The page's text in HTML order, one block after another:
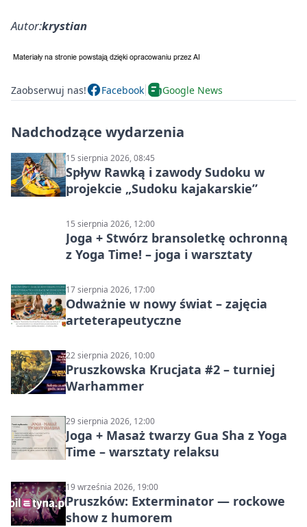
Autor:krystian
Zaobserwuj nas! Facebook Google News
Nadchodzące wydarzenia
15 sierpnia 2026, 08:45
Spływ Rawką i zawody Sudoku w
projekcie „Sudoku kajakarskie”
15 sierpnia 2026, 12:00
Joga + Stwórz bransoletkę ochronną
z Yoga Time! – joga i warsztaty
17 sierpnia 2026, 17:00
Odważnie w nowy świat – zajęcia
arteterapeutyczne
22 sierpnia 2026, 10:00
Pruszkowska Krucjata #2 – turniej
Warhammer
29 sierpnia 2026, 12:00
Joga + Masaż twarzy Gua Sha z Yoga
Time – warsztaty relaksu
19 września 2026, 19:00
Pruszków: Exterminator — rockowe
show z humorem